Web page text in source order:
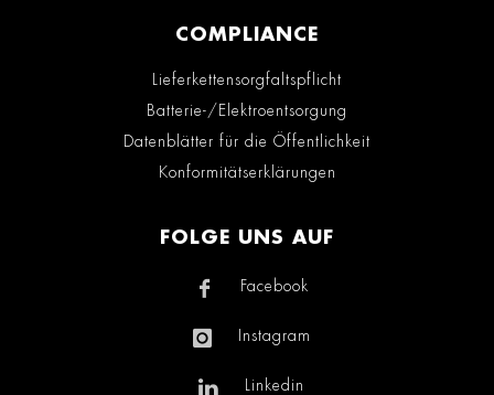
COMPLIANCE
Lieferkettensorgfaltspflicht
Batterie-/Elektroentsorgung
Datenblätter für die Öffentlichkeit
Konformitätserklärungen
FOLGE UNS AUF
Facebook
Instagram
Linkedin